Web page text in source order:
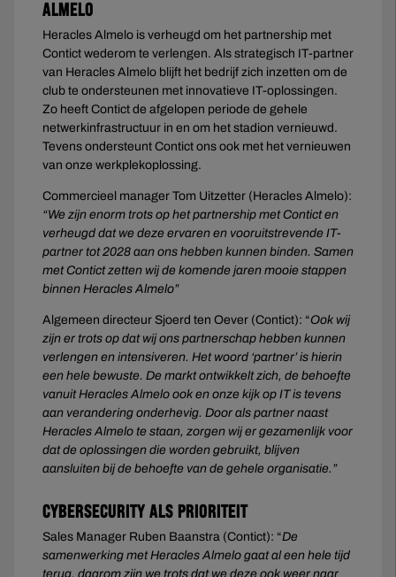
Almelo
Heracles Almelo is verheugd om het partnership met
Contict wederom te verlengen. Als strategisch IT-partner
van Heracles Almelo blijft het bedrijf zich inzetten om de
club te ondersteunen met innovatieve IT-oplossingen.
Zo heeft Contict de afgelopen periode de gehele
netwerkinfrastructuur in en om het stadion vernieuwd.
Tevens ondersteunt Contict ons ook met het vernieuwen
van onze werkplekoplossing.
Commercieel manager Tom Uitzetter (Heracles Almelo):
“We zijn enorm trots op het partnership met Contict en
verheugd dat we deze ervaren en vooruitstrevende IT-
partner tot 2028 aan ons hebben kunnen binden. Samen
met Contict zetten wij de komende jaren mooie stappen
binnen Heracles Almelo”
Algemeen directeur Sjoerd ten Oever (Contict): “Ook wij
zijn er trots op dat wij ons partnerschap hebben kunnen
verlengen en intensiveren. Het woord ‘partner’ is hierin
een hele bewuste. De markt ontwikkelt zich, de behoefte
vanuit Heracles Almelo ook en onze kijk op IT is tevens
aan verandering onderhevig. Door als partner naast
Heracles Almelo te staan, zorgen wij er gezamenlijk voor
dat de oplossingen die worden gebruikt, blijven
aansluiten bij de behoefte van de gehele organisatie.”
Cybersecurity als prioriteit
Sales Manager Ruben Baanstra (Contict): “De
samenwerking met Heracles Almelo gaat al een hele tijd
terug, daarom zijn we trots dat we deze ook weer naar